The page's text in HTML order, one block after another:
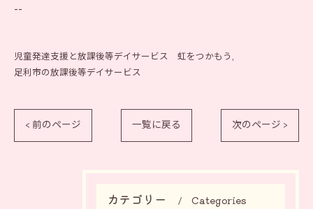
--
児童発達支援と放課後等デイサービス 虹をつかもう
足利市の放課後等デイサービス
< 前のページ 一覧に戻る 次のページ >
カテゴリー Categories